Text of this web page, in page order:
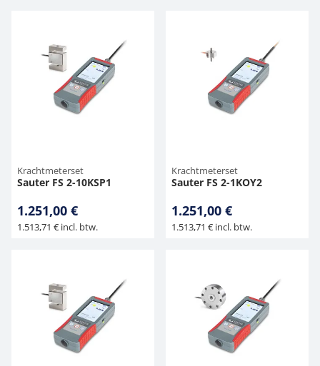
Krachtmeterset
Sauter FS 2-10KSP1
1.251,00 €
1.513,71 € incl. btw.
Krachtmeterset
Sauter FS 2-1KOY2
1.251,00 €
1.513,71 € incl. btw.